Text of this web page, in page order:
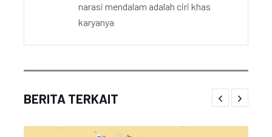
narasi mendalam adalah ciri khas
karyanya
BERITA TERKAIT